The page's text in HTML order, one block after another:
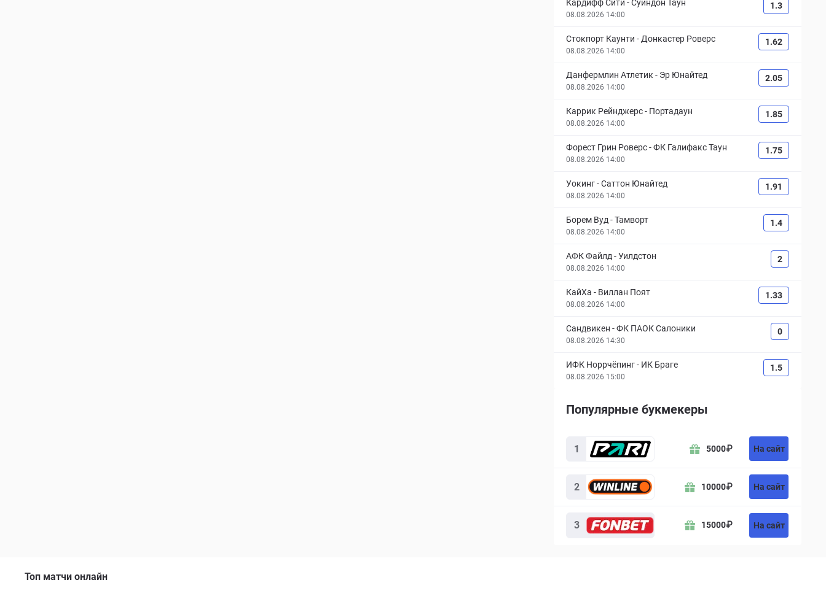
Кардифф Сити -Суиндон Таун
08.08.2026 14:00
1.3
Стокпорт Каунти - Донкастер Роверс
08.08.2026 14:00
1.62
Данфермлин Атлетик - Эр Юнайтед
08.08.2026 14:00
2.05
Каррик Рейнджерс- Портадаун
08.08.2026 14:00
1.85
Форест Грин Роверс-ФК Галифакс Таун
08.08.2026 14:00
1.75
Уокинг-Саттон Юнайтед
08.08.2026 14:00
1.91
Борем Вуд -Тамворт
08.08.2026 14:00
1.4
АФК Файлд -Уилдстон
08.08.2026 14:00
2
КайХа - Виллан Поят
08.08.2026 14:00
1.33
Сандвикен -ФК ПАОК Салоники
08.08.2026 14:30
0
ИФК Норрчёпинг- ИК Браге
08.08.2026 15:00
1.5
Популярные букмекеры
1 5000₽ На сайт
2 10000₽ На сайт
3 15000₽ На сайт
Топ матчи онлайн